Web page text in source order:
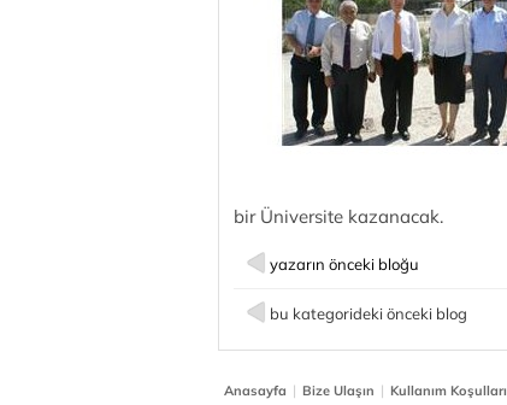
bir Üniversite kazanacak.
yazarın önceki bloğu
bu kategorideki önceki blog
Anasayfa | Bize Ulaşın | Kullanım Koşulları